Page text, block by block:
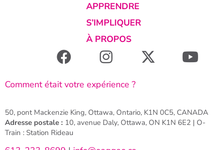
APPRENDRE
S’IMPLIQUER
À PROPOS
Comment était votre expérience ?
50, pont Mackenzie King, Ottawa, Ontario, K1N 0C5, CANADA
Adresse postale : 10, avenue Daly, Ottawa, ON K1N 6E2 | O-
Train : Station Rideau